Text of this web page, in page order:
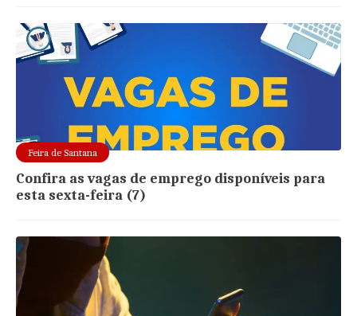
Feira de Santana
Confira as vagas de emprego disponíveis para
esta sexta-feira (7)